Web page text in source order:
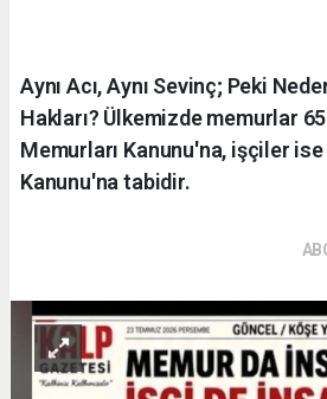
Aynı Acı, Aynı Sevinç; Peki
Hakları? Ülkemizde memurlar
Memurları Kanunu'na, işçiler ise
Kanunu'na tabidir.